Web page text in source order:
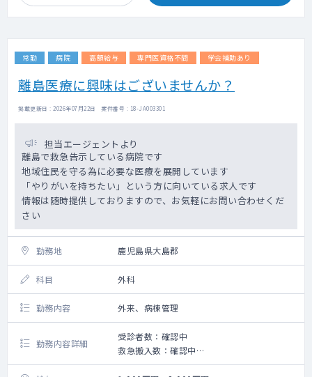
常勤 病院 高額給与 専門医資格不問 学会補助あり
離島医療に興味はございませんか？
掲載更新日 : 2026年07月22日 案件番号 : 18-JA003301
担当エージェントより
離島で救急告示している病院です
地域住民を守る為に必要な医療を展開しています
「やりがいを持ちたい」という方に向いている求人です
情報は随時提供しておりますので、お気軽にお問い合わせくだ
さい
勤務地 鹿児島県大島郡
科目 外科
勤務内容 外来、病棟管理
勤務内容詳細
受診者数：確認中
救急搬入数：確認中
手術数：確認中